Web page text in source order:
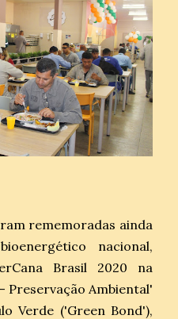
rememoradas ainda
nacional,
Brasil 2020 na
Preservação Ambiental'
Verde ('Green Bond'),